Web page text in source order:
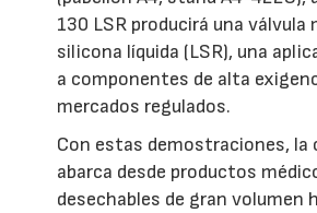
130 LSR producirá una válvula
silicona líquida (LSR), una
a componentes de alta
mercados regulados.
Con estas demostraciones, la
abarca desde productos
desechables de gran volumen